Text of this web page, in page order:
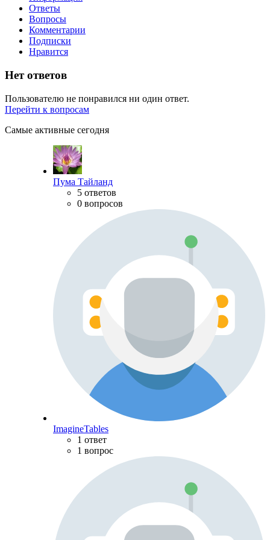
Ответы
Вопросы
Комментарии
Подписки
Нравится
Нет ответов
Пользователю не понравился ни один ответ.
Перейти к вопросам
Самые активные сегодня
Пума Тайланд
5 ответов
0 вопросов
ImagineTables
1 ответ
1 вопрос